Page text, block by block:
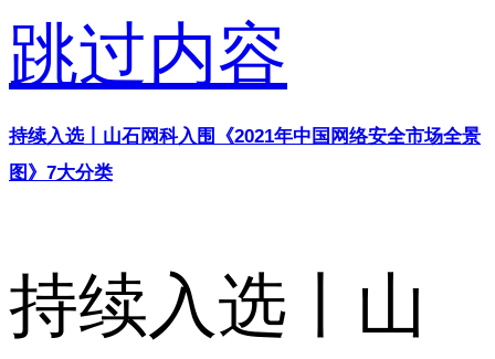
跳过内容
持续入选丨山石网科入围《2021年中国网络安全市场全景
图》7大分类
持续入选丨山